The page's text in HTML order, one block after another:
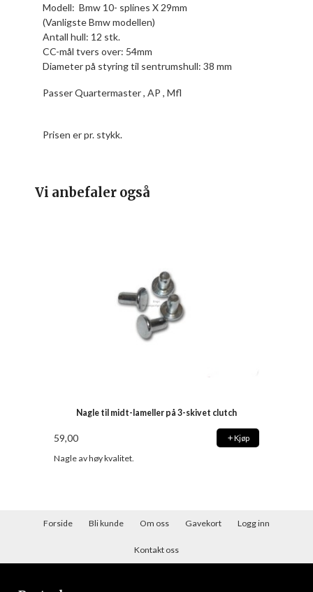
Modell: Bmw 10- splines X 29mm
(Vanligste Bmw modellen)
Antall hull: 12 stk.
CC-mål tvers over: 54mm
Diameter på styring til sentrumshull: 38 mm
Passer Quartermaster , AP , Mfl
Prisen er pr. stykk.
Vi anbefaler også
Nagle til midt-lameller på 3-skivet clutch
59,00 Kjøp
Nagle av høy kvalitet.
Forside Bli kunde Om oss Gavekort Logg inn
Kontakt oss